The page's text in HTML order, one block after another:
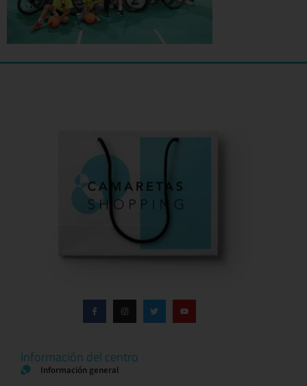
Información del centro
Información general